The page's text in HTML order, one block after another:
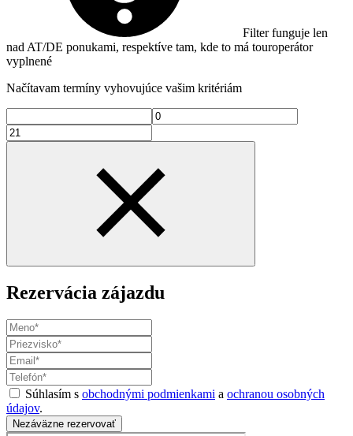
Filter funguje len
nad AT/DE ponukami, respektíve tam, kde to má touroperátor
vyplnené
Načítavam termíny vyhovujúce vašim kritériám
Rezervácia zájazdu
Súhlasím s obchodnými podmienkami a ochranou osobných
údajov.
Nezáväzne rezervovať